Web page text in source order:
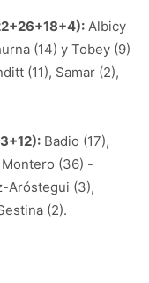
Albicy
(14) y Tobey (9)
(11), Samar (2),
Badio (17),
(36) -
Aróstegui (3),
(2).